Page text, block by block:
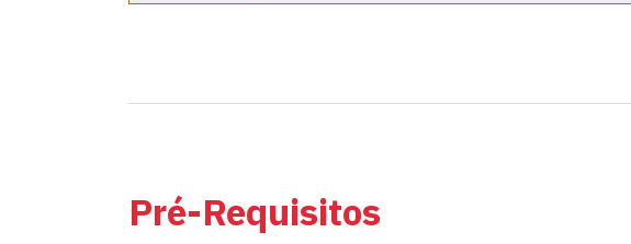
Pré-Requisitos